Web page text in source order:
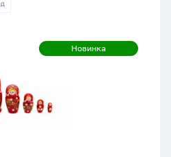
Новинка
Новинка